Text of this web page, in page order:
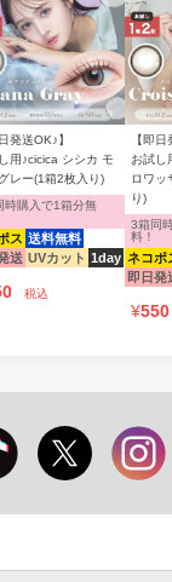
発送OK♪】
用♪cicica シシカ モ
レー(1箱2枚入り)
ス 送料無料
送 UVカット 1day
時購入で1箱分無
税込
【即日
お試し
ロワッ
り)
ネコポ
即日発
3箱同
料！
¥550